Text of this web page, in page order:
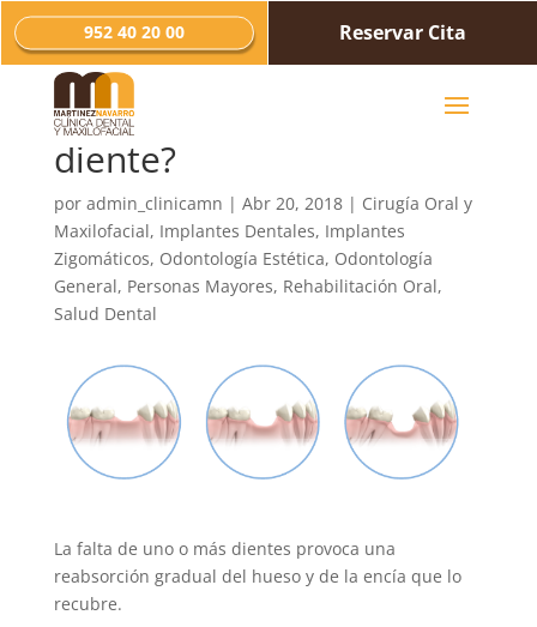
952 40 20 00 Reservar Cita
¿Qué le pasa el hueso
cuando se pierde un
diente?
por admin_clinicamn | Abr 20, 2018| Cirugía Oral y
Maxilofacial, Implantes Dentales, Implantes
Zigomáticos, Odontología Estética, Odontología
General, Personas Mayores, Rehabilitación Oral,
Salud Dental
La falta de uno o más dientes provoca una
reabsorción gradual del hueso y de la encía que lo
recubre.